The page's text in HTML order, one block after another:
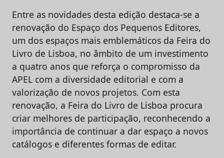
Entre as novidades desta edição destaca-se a
renovação do Espaço dos Pequenos Editores,
um dos espaços mais emblemáticos da Feira do
Livro de Lisboa, no âmbito de um investimento
a quatro anos que reforça o compromisso da
APEL com a diversidade editorial e com a
valorização de novos projetos. Com esta
renovação, a Feira do Livro de Lisboa procura
criar melhores de participação, reconhecendo a
importância de continuar a dar espaço a novos
catálogos e diferentes formas de editar.